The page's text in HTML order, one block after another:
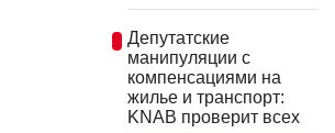
Депутатские
манипуляции с
компенсациями на
жилье и транспорт:
KNAB проверит всех